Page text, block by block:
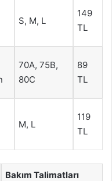
S, M, L
149
TL
70A, 75B,
80C
89
TL
M, L
119
TL
Bakım Talimatları